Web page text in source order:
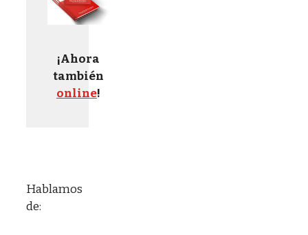
¡Ahora
también
online!
Hablamos
de: